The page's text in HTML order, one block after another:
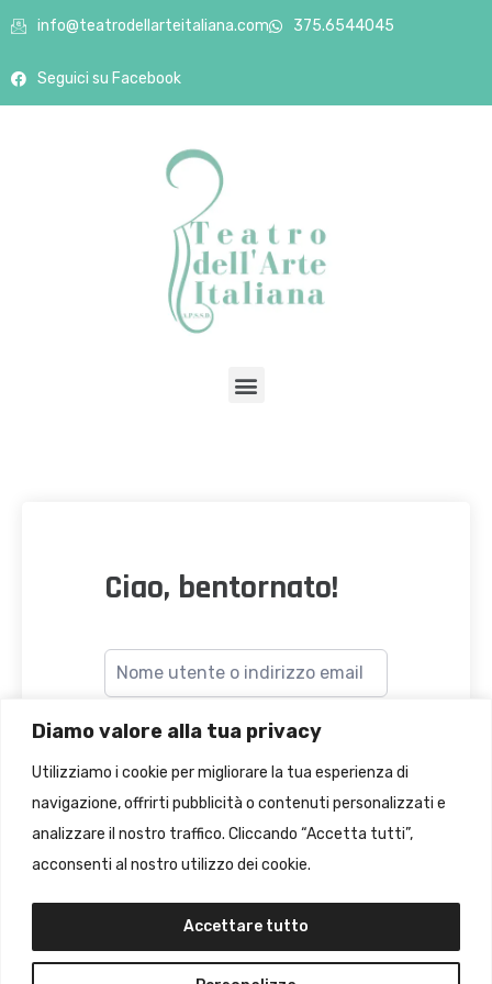
Diamo valore alla tua privacy
Utilizziamo i cookie per migliorare la tua esperienza di
navigazione, offrirti pubblicità o contenuti personalizzati e
analizzare il nostro traffico. Cliccando “Accetta tutti”,
acconsenti al nostro utilizzo dei cookie.
Accettare tutto
info@teatrodellarteitaliana.com 375.6544045
Seguici su Facebook
Ciao, bentornato!
dimenticato?
ACCEDI